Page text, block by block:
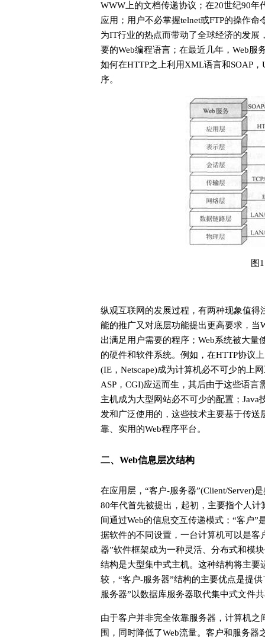
WWW上的文档传递协议；在20世纪90
应用；用户不必掌握telnet或FTP的操作
为IT行业的热点而带动了全球经济的发展
要的Web编程语言；在最近几年，Web服
如何在HTTP之上利用XML语言和SOAP
序。
图
纵观互联网的发展过程，有两种现象值
能的推广又对底层功能提出更高要求，当
出满足用户需要的程序；Web系统被大
的硬件和软件系统。例如，在HTTP协议
(IE，Netscape)成为计算机必不可少的上
ASP，CGI)应运而生，其后由于这些语言
主机成为大型网站必不可少的配置；
发和广泛使用的，这些技术主要基于传
靠、实用的Web程序平台。
二、Web信息层次结构
在应用层，“客户-服务器”(Client/Server)
80年代首先被提出，起初，主要指个人
间通过Web的信息交互传递模式；“客户
据软件的不同设置，一台计算机可以是客
器”软件框架成为一种灵活、分布式和模
结构是大型集中式主机。这种结构将主
较，“客户-服务器”结构的主要优点是提
服务器”以数据库服务器取代集中式文件
由于客户并非完全依靠服务器，计算机
围，同时降低了Web流量。客户和服务